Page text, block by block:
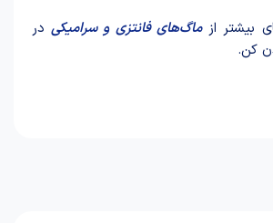
بیشتر ازماگ‌های فانتزی و سرامیکیدر
کن.